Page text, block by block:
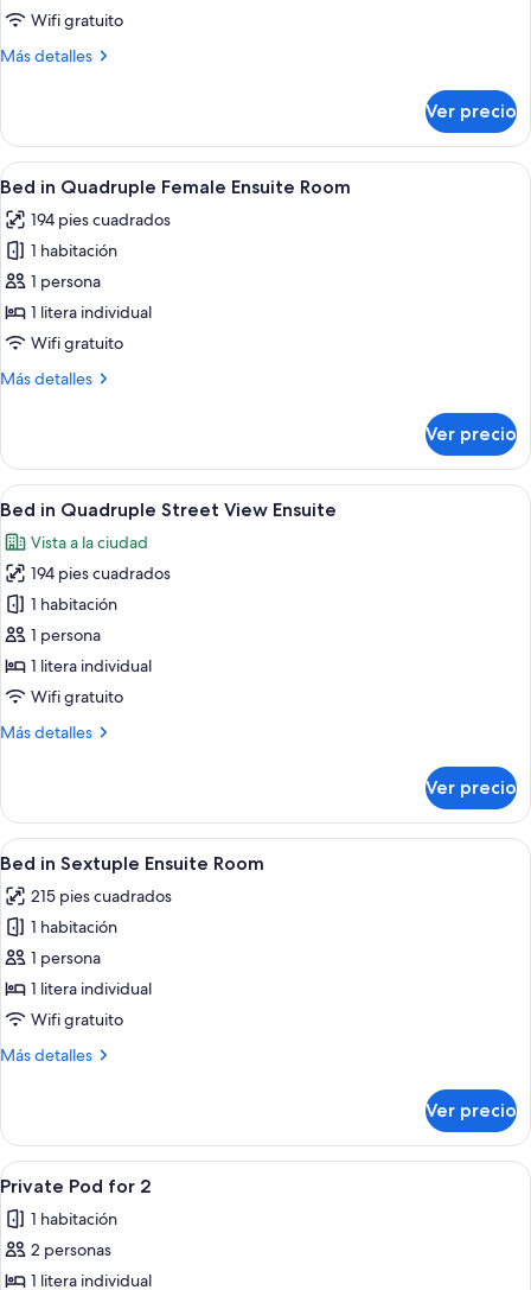
StreetWifi gratuito
Más detalles
Más
Octuple
Street
View
Ver precio
Abrir
todas
las
fotos
de
Bed
in
Female
Habitación compacta con cama, un
6
Bed in Quadruple Female Ensuite Room
194 pies cuadrados
1 habitación
1 persona
1 litera individual
Wifi gratuito
Más detalles
Más
in
Quadruple
Female
Room
Ver precio
Abrir
todas
las
fotos
de
Bed
in
Quadruple
Street
View
Habitación compacta con cama, un
6
Bed in Quadruple Street View Ensuite
Vista a la ciudad
194 pies cuadrados
1 habitación
1 persona
1 litera individual
Wifi gratuito
Más detalles
Más
in
Quadruple
Street
Ensuite
Ver precio
Abrir
todas
las
fotos
de
Bed
in
Ensuite
Un pasillo estrecho con literas, un
5
Bed in Sextuple Ensuite Room
215 pies cuadrados
1 habitación
1 persona
1 litera individual
Wifi gratuito
Más detalles
Más
in
Sextuple
Ensuite
Ver precio
Abrir
todas
las
fotos
de
Un pasillo estrecho con un muro
6
Private Pod for 2
1 habitación
2 personas
1 litera individual